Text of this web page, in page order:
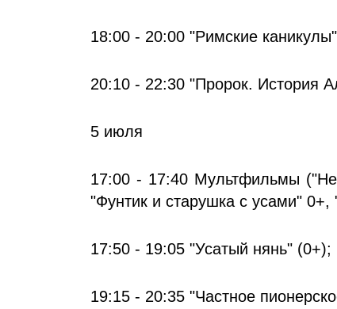
18:00 - 20:00 "Римские
20:10 - 22:30 "Пророк. История
5 июля
17:00 - 17:40 Мультфильмы
"Фунтик и старушка с усами" 0+,
17:50 - 19:05 "Усатый нянь" (0+);
19:15 - 20:35 "Частное